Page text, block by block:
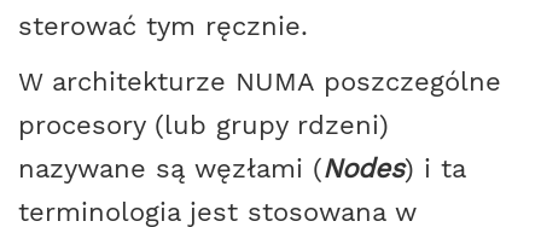
sterować tym ręcznie.
W architekturze NUMA poszczególne
procesory (lub grupy rdzeni)
nazywane są węzłami (Nodes) i ta
terminologia jest stosowana w